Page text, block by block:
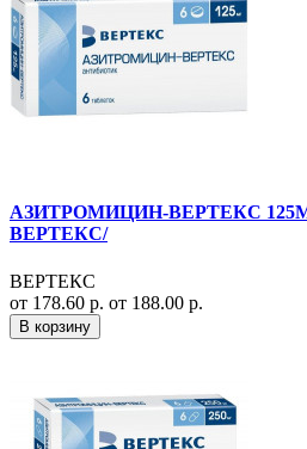
АЗИТРОМИЦИН-ВЕРТЕКС
ВЕРТЕКС/
ВЕРТЕКС
от 178.60 р. от 188.00 р.
В корзину